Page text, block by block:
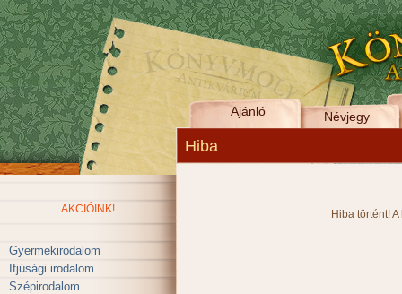
Ajánló Névjegy
Hiba
AKCIÓINK!
Gyermekirodalom
Ifjúsági irodalom
Szépirodalom
Hiba történt!